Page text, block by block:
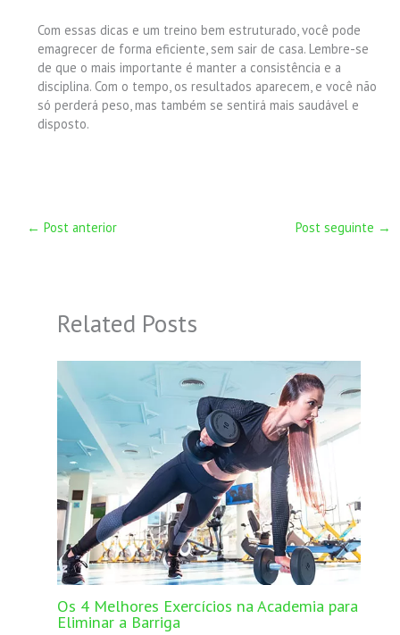
Com essas dicas e um treino bem estruturado, você pode
emagrecer de forma eficiente, sem sair de casa. Lembre-se
de que o mais importante é manter a consistência e a
disciplina. Com o tempo, os resultados aparecem, e você não
só perderá peso, mas também se sentirá mais saudável e
disposto.
← Post anterior Post seguinte →
Related Posts
Os 4 Melhores Exercícios na Academia para
Eliminar a Barriga